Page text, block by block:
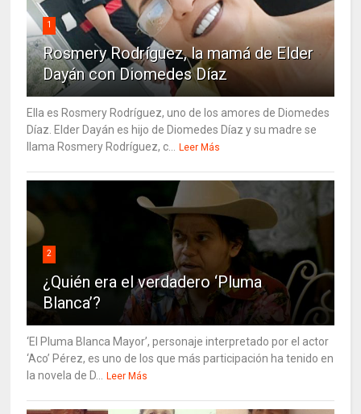
1
Rosmery Rodríguez, la mamá de Elder
Dayán con Diomedes Díaz
Ella es Rosmery Rodríguez, uno de los amores de Diomedes
Díaz. Elder Dayán es hijo de Diomedes Díaz y su madre se
llama Rosmery Rodríguez, c... Leer Más
2
¿Quién era el verdadero ‘Pluma
Blanca’?
‘El Pluma Blanca Mayor’, personaje interpretado por el actor
‘Aco’ Pérez, es uno de los que más participación ha tenido en
la novela de D... Leer Más